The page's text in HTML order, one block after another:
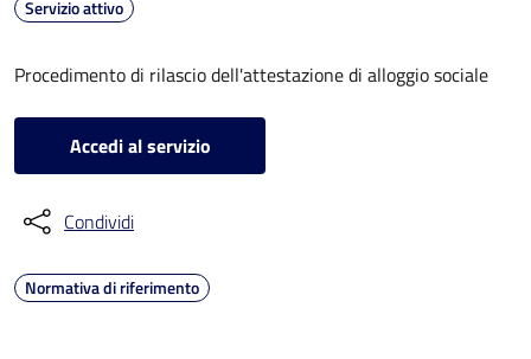
Servizio attivo
Procedimento di rilascio dell'attestazione di alloggio sociale
Accedi al servizio
Condividi
Normativa di riferimento